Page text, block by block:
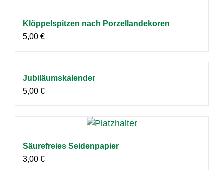
Klöppelspitzen nach Porzellandekoren
5,00 €
Jubiläumskalender
5,00 €
Säurefreies Seidenpapier
3,00 €